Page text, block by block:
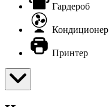
Гардероб
Кондиционер
Принтер